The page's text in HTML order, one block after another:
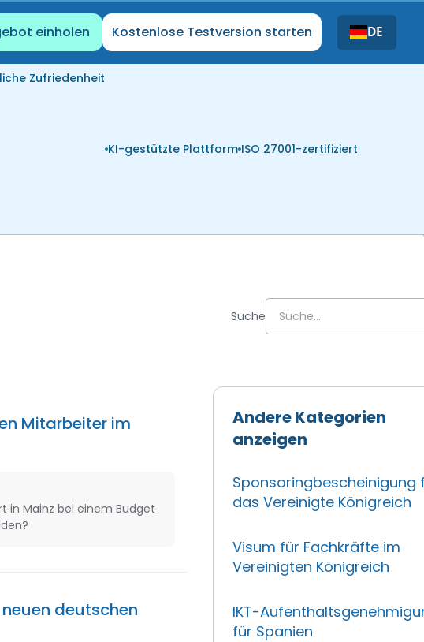
einholen Kostenlose Testversion starten DE
Zufriedenheit
KI-gestützte Plattform ISO 27001-zertifiziert
Suche
Mitarbeiter im
in Mainz bei einem Budget
deutschen
Andere Kategorien
anzeigen
Sponsoringbescheinigung
das Vereinigte Königreich
Visum für Fachkräfte im
Vereinigten Königreich
IKT-
für Spanien